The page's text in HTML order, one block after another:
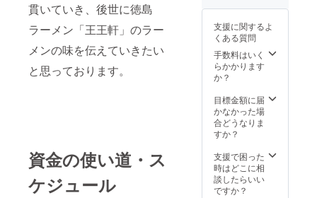
貫いていき、後世に徳島
ラーメン「王王軒」のラー
メンの味を伝えていきたい
と思っております。
資金の使い道・ス
ケジュール
支援に関するよ
くある質問
手数料はいく
らかかります
か？
目標金額に届
かなかった場
合どうなりま
すか？
支援で困った
時はどこに相
談したらいい
ですか？